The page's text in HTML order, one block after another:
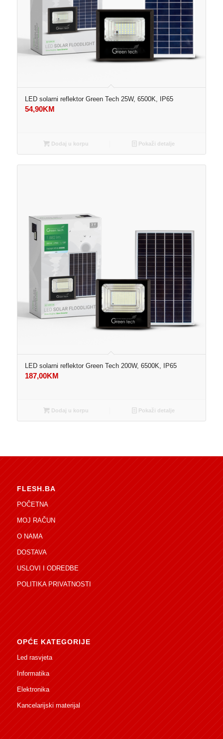
LED solarni reflektor Green Tech 25W, 6500K, IP65
54,90KM
Dodaj u korpu Pokaži detalje
LED solarni reflektor Green Tech 200W, 6500K, IP65
187,00KM
Dodaj u korpu Pokaži detalje
FLESH.BA
POČETNA
MOJ RAČUN
O NAMA
DOSTAVA
USLOVI I ODREDBE
POLITIKA PRIVATNOSTI
OPĆE KATEGORIJE
Led rasvjeta
Informatika
Elektronika
Kancelarijski materijal